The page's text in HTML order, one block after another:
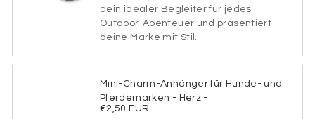
SCHRIFTART1
dein idealer Begleiter für jedes
Outdoor-Abenteuer und präsentiert
deine Marke mit Stil.
Mini-Charm-Anhänger für Hunde- und
Pferdemarken - Herz -
€2,50 EUR